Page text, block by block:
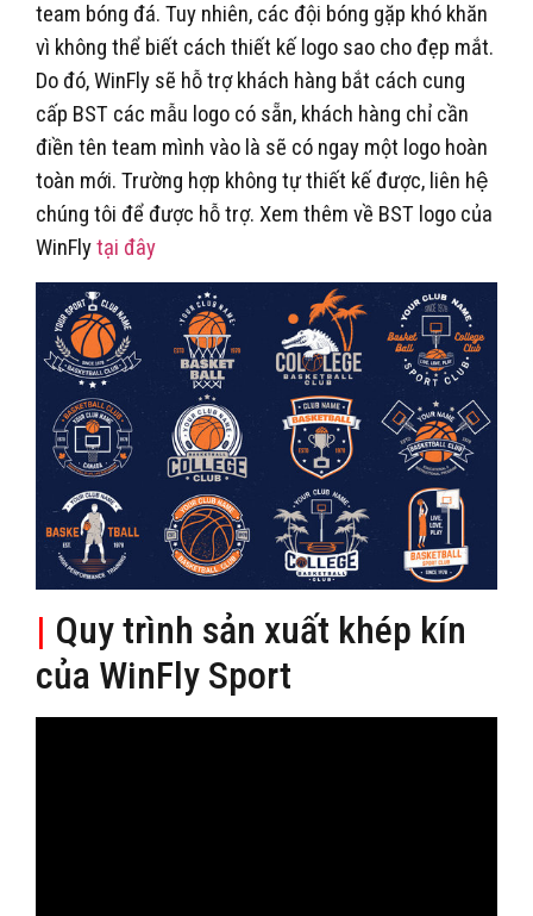
team bóng đá. Tuy nhiên, các đội bóng gặp khó khăn
vì không thể biết cách thiết kế logo sao cho đẹp mắt.
Do đó, WinFly sẽ hỗ trợ khách hàng bắt cách cung
cấp BST các mẫu logo có sẵn, khách hàng chỉ cần
điền tên team mình vào là sẽ có ngay một logo hoàn
toàn mới. Trường hợp không tự thiết kế được, liên hệ
chúng tôi để được hỗ trợ. Xem thêm về BST logo của
WinFlytại đây
| Quy trình sản xuất khép kín
của WinFly Sport